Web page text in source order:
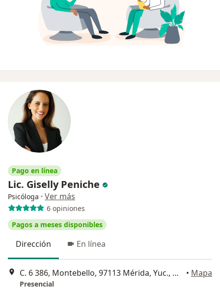
Pago en línea
Lic. Giselly Peniche
Psicóloga · Ver más
6 opiniones
Pagos a meses disponibles
Dirección En línea
C. 6 386, Montebello, 97113 Mérida, Yuc., Mérida • Mapa
Presencial